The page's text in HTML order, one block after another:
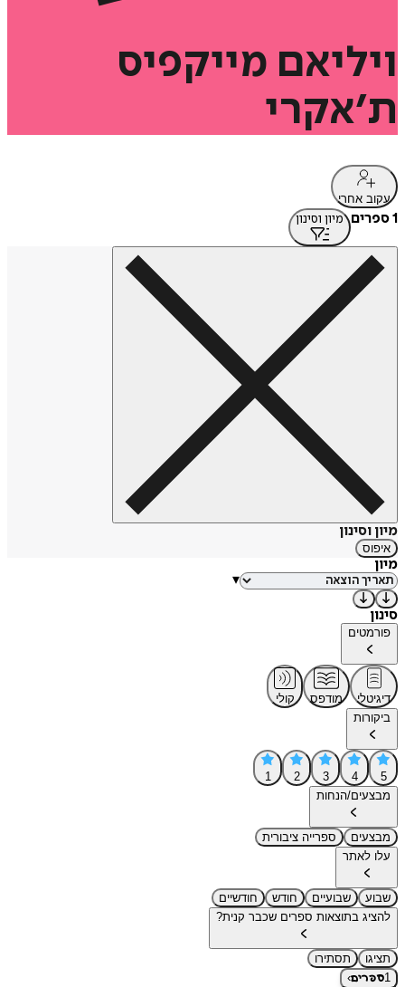
ויליאם מייקפיס
ת׳אקרי
עקוב אחרי
1 ספרים מיון וסינון
מיון וסינון
איפוס
מיון
▾
סינון
פורמטים
דיגיטלי מודפס
קולי
ביקורות
5
4
3
2
1
מבצעים/הנחות
מבצעים
ספרייה ציבורית
עלו לאתר
שבוע שבועיים חודש
חודשיים
להציג בתוצאות ספרים שכבר קנית?
תציגו
תסתירו
1ספרים›